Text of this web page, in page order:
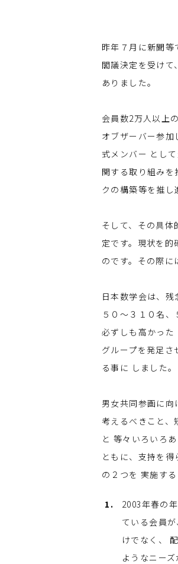
昨年７月に新聞
閣議決定を受け
ありました。
会員数2万人以上
オブザーバー参
式メンバー とし
関する取り組み
クの構築等を推し
そして、その具体
定です。現状を
のです。その際に
日本数学会は、
５０～３１０名
必ずしも高かった
グループを発足
る事に しました。
男女共同参画に
考えるべきこと、
と 等々いろいろ
ともに、支持を
の２つを 実施す
2003年春の
ている会員
けでなく、
ようなニー